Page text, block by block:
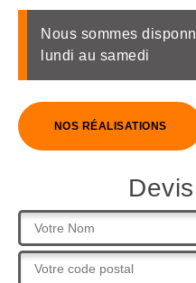
Nous sommes
lundi au samedi
NOS RÉALISATIONS